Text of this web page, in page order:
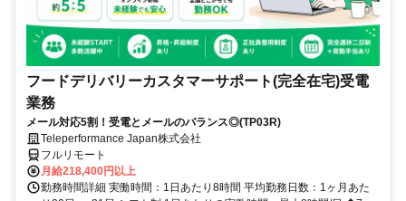
フードデリバリーカスタマーサポート(完全在宅)受電
業務
メール対応5割！受電とメールのバランス◎(TP03R)
Teleperformance Japan株式会社
フルリモート
月給218,400円以上
勤務時間詳細 実働時間：1日あたり8時間 平均勤務日数：1ヶ月あた